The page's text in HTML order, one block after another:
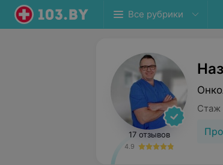
Все рубрики
17 отзывов
4.9
Стаж